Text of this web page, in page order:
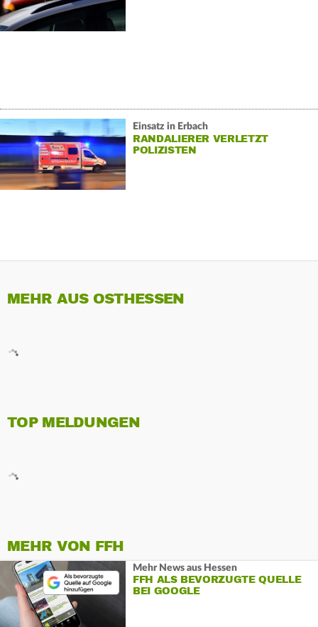
Einsatz in Erbach
RANDALIERER VERLETZT
POLIZISTEN
MEHR AUS OSTHESSEN
TOP MELDUNGEN
MEHR VON FFH
Mehr News aus Hessen
FFH ALS BEVORZUGTE QUELLE
BEI GOOGLE